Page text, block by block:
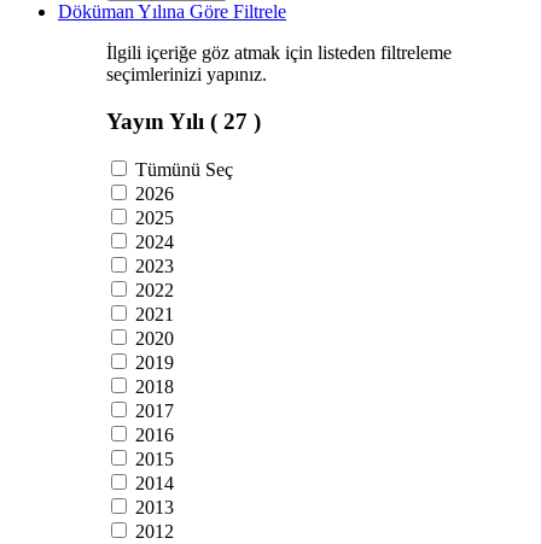
Döküman Yılına Göre Filtrele
İlgili içeriğe göz atmak için listeden filtreleme
seçimlerinizi yapınız.
Yayın Yılı ( 27 )
Tümünü Seç
2026
2025
2024
2023
2022
2021
2020
2019
2018
2017
2016
2015
2014
2013
2012